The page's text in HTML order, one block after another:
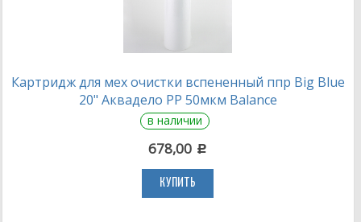
Картридж для мех очистки вспененный ппр Big Blue
20" Аквадело PP 50мкм Balance
в наличии
678,00 c
КУПИТЬ